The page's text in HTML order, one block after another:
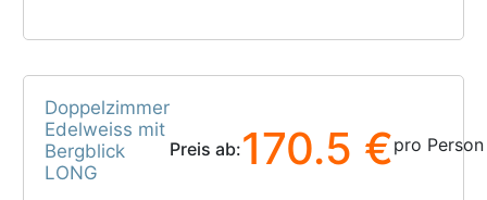
Doppelzimmer
Edelweiss mit
Bergblick
LONG
Preis ab:170.5 €pro Person